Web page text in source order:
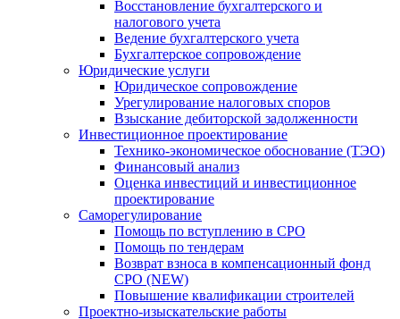
Восстановление бухгалтерского и
налогового учета
Ведение бухгалтерского учета
Бухгалтерское сопровождение
Юридические услуги
Юридическое сопровождение
Урегулирование налоговых споров
Взыскание дебиторской задолженности
Инвестиционное проектирование
Технико-экономическое обоснование (ТЭО)
Финансовый анализ
Оценка инвестиций и инвестиционное
проектирование
Саморегулирование
Помощь по вступлению в СРО
Помощь по тендерам
Возврат взноса в компенсационный фонд
СРО (NEW)
Повышение квалификации строителей
Проектно-изыскательские работы